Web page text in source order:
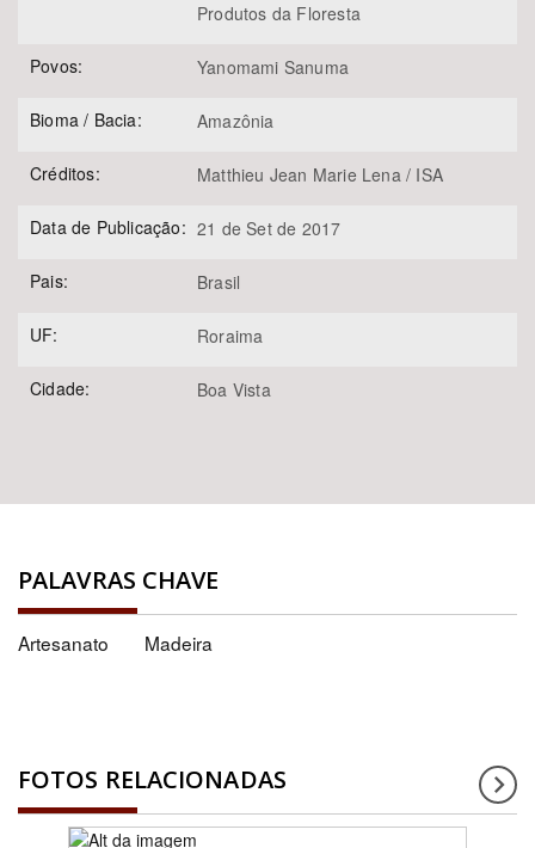
Produtos da Floresta
Povos: Yanomami Sanuma
Bioma / Bacia: Amazônia
Créditos: Matthieu Jean Marie Lena / ISA
Data de Publicação: 21 de Set de 2017
Pais: Brasil
UF: Roraima
Cidade: Boa Vista
PALAVRAS CHAVE
Artesanato Madeira
FOTOS RELACIONADAS